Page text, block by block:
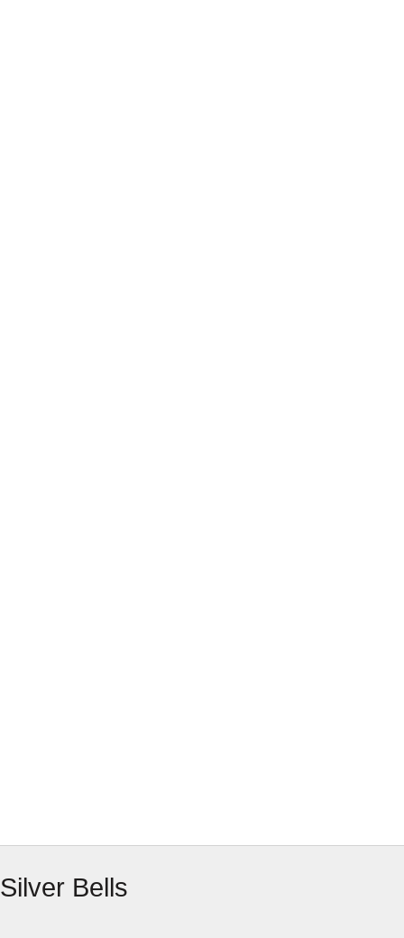
Silver Bells